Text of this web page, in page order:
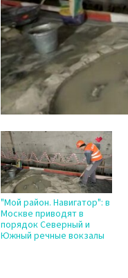
"Мой район. Навигатор": в
Москве приводят в
порядок Северный и
Южный речные вокзалы